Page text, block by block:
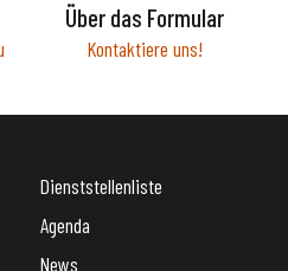
Über das Formular
Kontaktiere uns!
Dienststellenliste
Agenda
News